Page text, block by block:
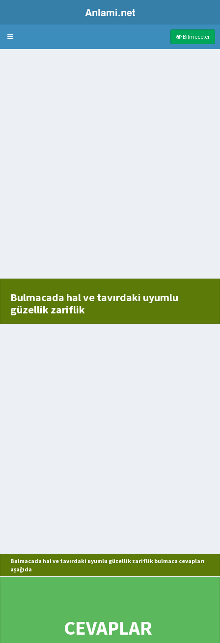
Anlami.net
Bulmaca Bilmeceler
Bulmacada hal ve tavırdaki uyumlu
güzellik zariflik
Bulmacada hal ve tavırdaki uyumlu güzellik zariflik bulmaca cevapları
aşağıda
CEVAPLAR